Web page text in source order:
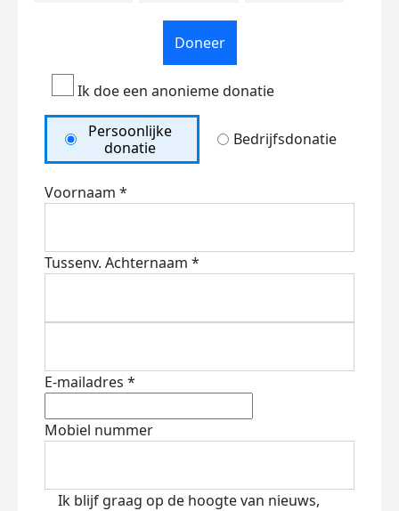
Doneer
Ik doe een anonieme donatie
Persoonlijke
donatie
Bedrijfsdonatie
Voornaam *
Tussenv. Achternaam *
E-mailadres *
Mobiel nummer
Ik blijf graag op de hoogte van nieuws,